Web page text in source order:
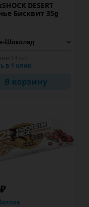
DESERT
Бисквит 35g
в 1 клик
В корзину